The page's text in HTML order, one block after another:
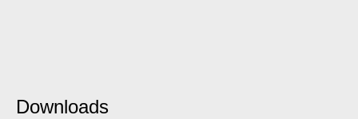
Downloads